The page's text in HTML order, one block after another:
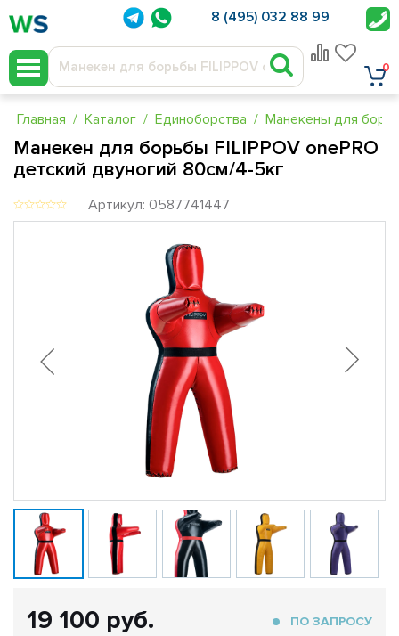
8 (495) 032 88 99
0
Главная Каталог Единоборства Манекены для
Манекен для борьбы FILIPPOV onePRO
детский двуногий 80см/4-5кг
Артикул: 0587741447
ПО ЗАПРОСУ
19 100 руб.